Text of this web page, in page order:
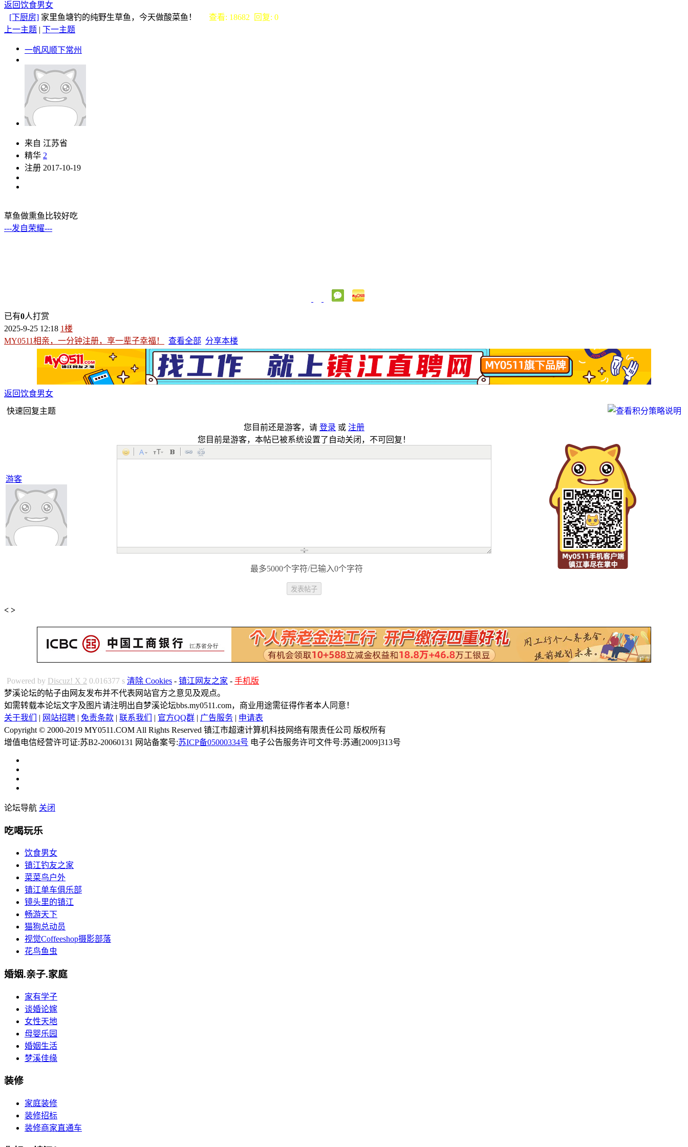
返回饮食男女
[下厨房] 家里鱼塘钓的纯野生草鱼，今天做酸菜鱼！ 查看: 18682 回复: 0
上一主题 | 下一主题
一帆风顺下常州
来自 江苏省
精华 2
注册 2017-10-19
草鱼做熏鱼比较好吃
---发自荣耀---
已有0人打赏
2025-9-25 12:18 1楼
MY0511相亲，一分钟注册，享一辈子幸福！
查看全部 分享本楼
返回饮食男女
快速回复主题
游客
您目前还是游客，请 登录 或 注册
您目前是游客，本帖已被系统设置了自动关闭，不可回复！
最多5000个字符/已输入0个字符
< >
Powered by Discuz! X 2 0.016377 s 清除 Cookies - 镇江网友之家 - 手机版
梦溪论坛的帖子由网友发布并不代表网站官方之意见及观点。
如需转载本论坛文字及图片请注明出自梦溪论坛bbs.my0511.com，商业用途需征得作者本人同意！
关于我们
| 网站招聘 | 免责条款 | 联系我们 | 官方QQ群 | 广告服务 | 申请表
Copyright © 2000-2019 MY0511.COM All Rights Reserved 镇江市超速计算机科技网络有限责任公司 版权所有
增值电信经营许可证:苏B2-20060131 网站备案号:苏ICP备05000334号 电子公告服务许可文件号:苏通[2009]313号
论坛导航 关闭
吃喝玩乐
饮食男女
镇江钓友之家
菜菜鸟户外
镇江单车俱乐部
镜头里的镇江
畅游天下
猫狗总动员
视觉Coffeeshop摄影部落
花鸟鱼虫
婚姻.亲子.家庭
家有学子
谈婚论嫁
女性天地
母婴乐园
婚姻生活
梦溪佳缘
装修
家庭装修
装修招标
装修商家直通车